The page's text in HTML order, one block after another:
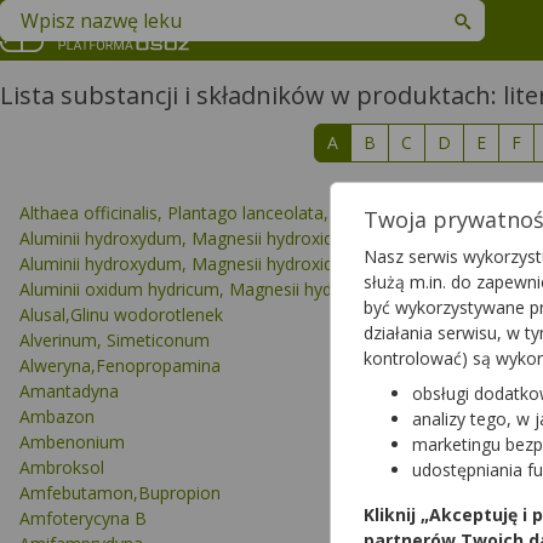
Znajdź lek w swojej okolicy
Lista substancji i składników w produktach:
A B C D E F
Althaea officinalis, Plantago lanceolata, Tilia platyphyllos
Aluminii hydroxydum, Magnesii hydroxidum
Aluminii hydroxydum, Magnesii hydroxidum, Simeticonum
Aluminii oxidum hydricum, Magnesii hydroxidum
Alusal,Glinu wodorotlenek
Alverinum, Simeticonum
Alweryna,Fenopropamina
Amantadyna
Ambazon
Ambenonium
Ambroksol
Amfebutamon,Bupropion
Amfoterycyna B
Twoja
Nasz serwis
służą m.in. do
być wykorzystywane
działania serwisu, w
kontrolować) są
obsługi
analizy tego, w
marketingu
udostępniania
Kliknij „Akceptuję i